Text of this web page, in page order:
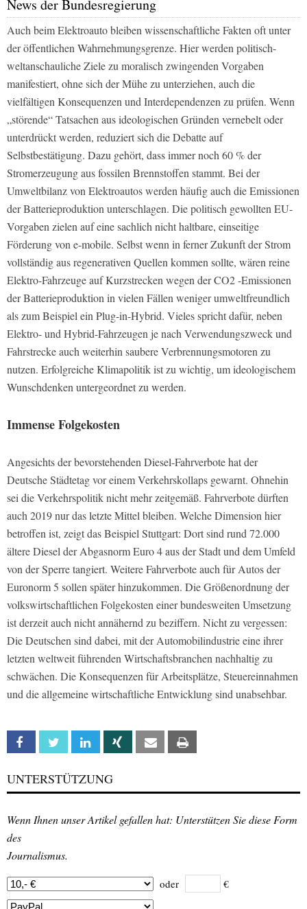
News der Bundesregierung
Auch beim Elektroauto bleiben wissenschaftliche Fakten oft unter
der öffentlichen Wahrnehmungsgrenze. Hier werden politisch-
weltanschauliche Ziele zu moralisch zwingenden Vorgaben
manifestiert, ohne sich der Mühe zu unterziehen, auch die
vielfältigen Konsequenzen und Interdependenzen zu prüfen. Wenn
„störende“ Tatsachen aus ideologischen Gründen vernebelt oder
unterdrückt werden, reduziert sich die Debatte auf
Selbstbestätigung. Dazu gehört, dass immer noch 60 % der
Stromerzeugung aus fossilen Brennstoffen stammt. Bei der
Umweltbilanz von Elektroautos werden häufig auch die Emissionen
der Batterieproduktion unterschlagen. Die politisch gewollten EU-
Vorgaben zielen auf eine sachlich nicht haltbare, einseitige
Förderung von e-mobile. Selbst wenn in ferner Zukunft der Strom
vollständig aus regenerativen Quellen kommen sollte, wären reine
Elektro-Fahrzeuge auf Kurzstrecken wegen der CO2 -Emissionen
der Batterieproduktion in vielen Fällen weniger umweltfreundlich
als zum Beispiel ein Plug-in-Hybrid. Vieles spricht dafür, neben
Elektro- und Hybrid-Fahrzeugen je nach Verwendungszweck und
Fahrstrecke auch weiterhin saubere Verbrennungsmotoren zu
nutzen. Erfolgreiche Klimapolitik ist zu wichtig, um ideologischem
Wunschdenken untergeordnet zu werden.
Immense Folgekosten
Angesichts der bevorstehenden Diesel-Fahrverbote hat der
Deutsche Städtetag vor einem Verkehrskollaps gewarnt. Ohnehin
sei die Verkehrspolitik nicht mehr zeitgemäß. Fahrverbote dürften
auch 2019 nur das letzte Mittel bleiben. Welche Dimension hier
betroffen ist, zeigt das Beispiel Stuttgart: Dort sind rund 72.000
ältere Diesel der Abgasnorm Euro 4 aus der Stadt und dem Umfeld
von der Sperre tangiert. Weitere Fahrverbote auch für Autos der
Euronorm 5 sollen später hinzukommen. Die Größenordnung der
volkswirtschaftlichen Folgekosten einer bundesweiten Umsetzung
ist derzeit auch nicht annähernd zu beziffern. Nicht zu vergessen:
Die Deutschen sind dabei, mit der Automobilindustrie eine ihrer
letzten weltweit führenden Wirtschaftsbranchen nachhaltig zu
schwächen. Die Konsequenzen für Arbeitsplätze, Steuereinnahmen
und die allgemeine wirtschaftliche Entwicklung sind unabsehbar.
Facebook Twitter Linkedin Xing Email
UNTERSTÜTZUNG
Wenn Ihnen unser Artikel gefallen hat: Unterstützen Sie diese Form
des
Journalismus.
oder €